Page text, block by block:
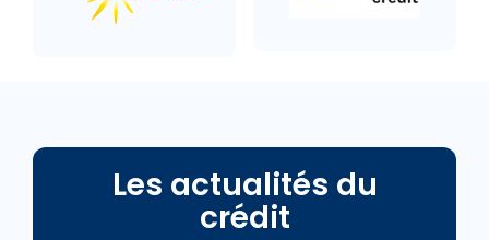
Les actualités du
crédit